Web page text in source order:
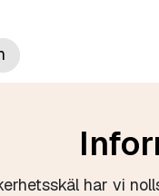
har vi